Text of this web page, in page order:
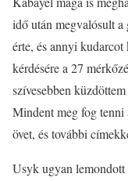
idő után megvalósult
érte, és annyi
kérdésére a 27
szívesebben
Mindent meg fog tenni
övet, és további
Usyk ugyan lemondott